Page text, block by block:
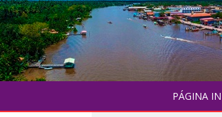
PÁGINA